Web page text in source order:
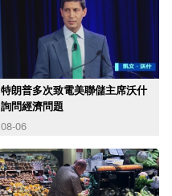
特朗普多次致電美聯儲主席沃什
詢問經濟問題
08-06